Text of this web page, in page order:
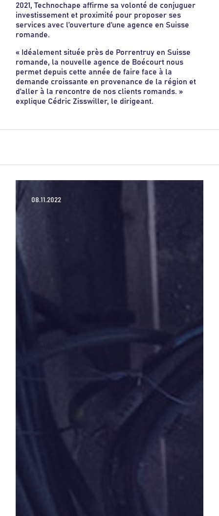
2021, Technochape affirme sa volonté de conjuguer
investissement et proximité pour proposer ses
services avec l’ouverture d’une agence en Suisse
romande.
« Idéalement située près de Porrentruy en Suisse
romande, la nouvelle agence de Boécourt nous
permet depuis cette année de faire face à la
demande croissante en provenance de la région et
d’aller à la rencontre de nos clients romands. »
explique Cédric Zisswiller, le dirigeant.
08.11.2022